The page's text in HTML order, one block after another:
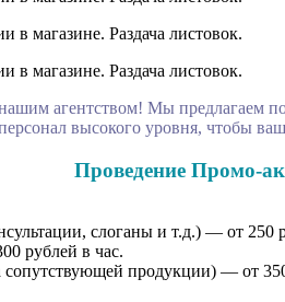
агентством! Мы
высокого уровня, чтобы
Проведение Промо-
слоганы и т.д.) — от 250
рублей в час.
сопутствующей продукции) — от